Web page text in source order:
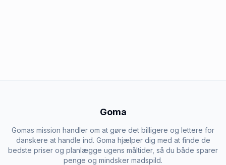
Goma
Gomas mission handler om at gøre det billigere og lettere for
danskere at handle ind. Goma hjælper dig med at finde de
bedste priser og planlægge ugens måltider, så du både sparer
penge og mindsker madspild.